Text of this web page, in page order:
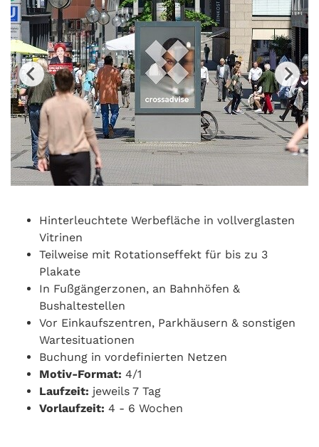
Hinterleuchtete Werbefläche in vollverglasten
Vitrinen
Teilweise mit Rotationseffekt für bis zu 3
Plakate
In Fußgängerzonen, an Bahnhöfen &
Bushaltestellen
Vor Einkaufszentren, Parkhäusern & sonstigen
Wartesituationen
Buchung in vordefinierten Netzen
Motiv-Format: 4/1
Laufzeit: jeweils 7 Tag
Vorlaufzeit: 4 - 6 Wochen